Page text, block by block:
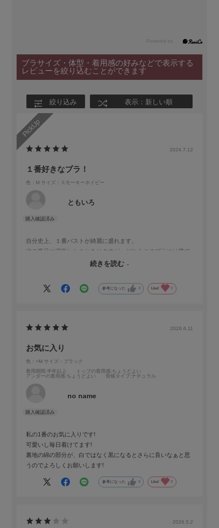
ブラサイズ・体型・着用感の好みなどで表示する
レビューを絞り込むことができます
絞り込み 表示：新しい順
2024.7.12
１番好きなブラ！
色：M サイズ：スモーキーネイビー
ともいろ
自分史上、１番バストが綺麗に盛れます。
他の商品に浮気したことありますが、どれもこのブラには勝て
ません。初めて納得いく谷間が作れたブラです笑
続きを読む
参考になった 3 Like! 3
2026.6.11
お気に入り
色：+M サイズ：ブラック
着用期間 :半年以上 トップの着用感:ちょうどよい
アンダーの着用感:ちょうどよい 骨格タイプ :ナチュラル
no name
私の1番のお気に入りです!
可愛いし毎日着けてます!
裏地の綿の部分が、白ではなく黒になるとさらに良いなぁと思
うのでよろしくお願いします!
参考になった 0 Like! 0
2026.5.2